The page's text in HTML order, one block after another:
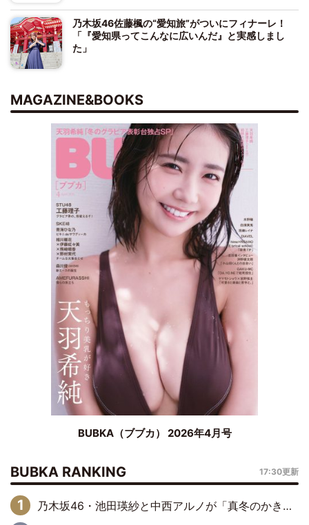
乃木坂46佐藤楓の“愛知旅”がついにフィナーレ！
「『愛知県ってこんなに広いんだ』と実感しまし
た」
MAGAZINE&BOOKS
BUBKA（ブブカ） 2026年4月号
BUBKA RANKING 17:30更新
乃木坂46・池田瑛紗と中西アルノが「真冬のかき氷」騒動で火花散らす！ 因縁の裏にあるのは、逆境をともに“凌”ぐ似た者同士の絆